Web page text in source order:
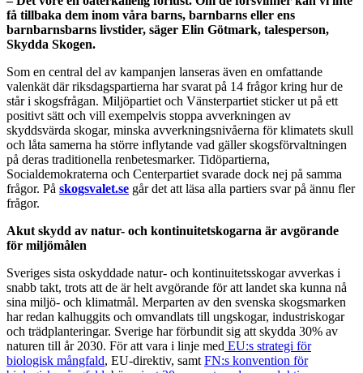
få tillbaka dem inom våra barns, barnbarns eller ens
barnbarnsbarns livstider, säger Elin Götmark, talesperson,
Skydda Skogen.
Som en central del av kampanjen lanseras även en omfattande
valenkät där riksdagspartierna har svarat på 14 frågor kring hur de
står i skogsfrågan. Miljöpartiet och Vänsterpartiet sticker ut på ett
positivt sätt och vill exempelvis stoppa avverkningen av
skyddsvärda skogar, minska avverkningsnivåerna för klimatets skull
och låta samerna ha större inflytande vad gäller skogsförvaltningen
på deras traditionella renbetesmarker. Tidöpartierna,
Socialdemokraterna och Centerpartiet svarade dock nej på samma
frågor. På skogsvalet.se går det att läsa alla partiers svar på ännu fler
frågor.
Akut skydd av natur- och kontinuitetskogarna är avgörande
för miljömålen
Sveriges sista oskyddade natur- och kontinuitetsskogar avverkas i
snabb takt, trots att de är helt avgörande för att landet ska kunna nå
sina miljö- och klimatmål. Merparten av den svenska skogsmarken
har redan kalhuggits och omvandlats till ungskogar, industriskogar
och trädplanteringar. Sverige har förbundit sig att skydda 30% av
naturen till år 2030. För att vara i linje med EU:s strategi för
biologisk mångfald, EU-direktiv, samt FN:s konvention för